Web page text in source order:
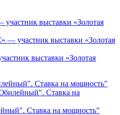
— участник выставки «Золотая
выставки «Золотая
Ставка на
Ставка на мощность"